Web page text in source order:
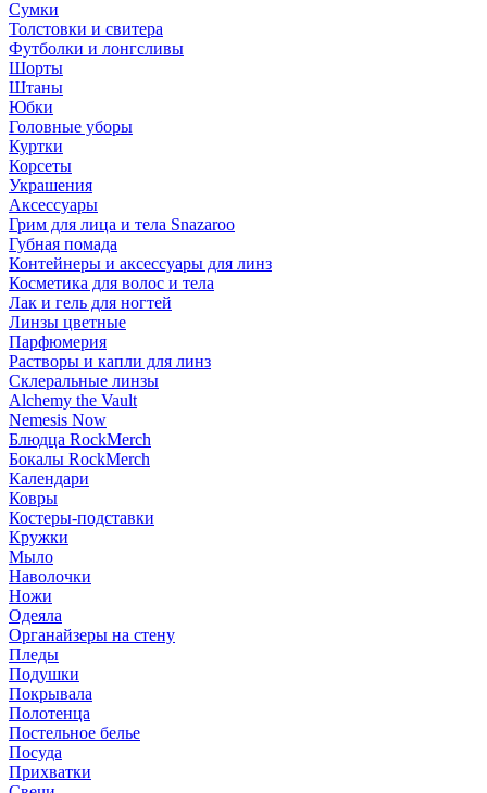
Сумки
Толстовки и свитера
Футболки и лонгсливы
Шорты
Штаны
Юбки
Головные уборы
Куртки
Корсеты
Украшения
Аксессуары
Грим для лица и тела Snazaroo
Губная помада
Контейнеры и аксессуары для линз
Косметика для волос и тела
Лак и гель для ногтей
Линзы цветные
Парфюмерия
Растворы и капли для линз
Склеральные линзы
Alchemy the Vault
Nemesis Now
Блюдца RockMerch
Бокалы RockMerch
Календари
Ковры
Костеры-подставки
Кружки
Мыло
Наволочки
Ножи
Одеяла
Органайзеры на стену
Пледы
Подушки
Покрывала
Полотенца
Постельное белье
Посуда
Прихватки